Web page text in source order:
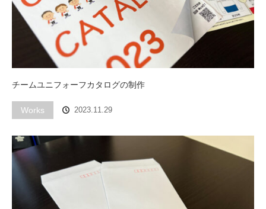
チームユニフォーフカタログの制作
Works 2023.11.29